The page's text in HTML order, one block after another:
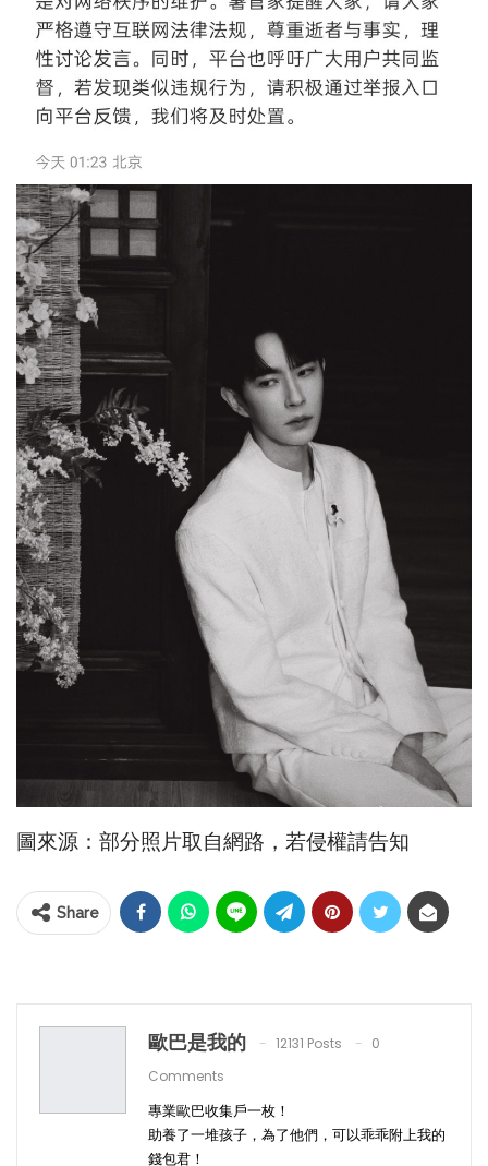
圖來源：部分照片取自網路，若侵權請告知
Share
歐巴是我的 12131 Posts
0
Comments
專業歐巴收集戶一枚！
助養了一堆孩子，為了他們，可以乖乖附上我的
錢包君！